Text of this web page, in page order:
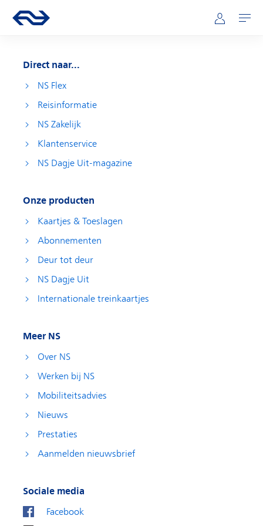
Hoofdnavigatie
Ga naar de homepage van ns.nl Mijn NS
Openen
Direct naar...
NS Flex
Reisinformatie
NS Zakelijk
Klantenservice
NS Dagje Uit-magazine
Onze producten
Kaartjes & Toeslagen
Abonnementen
Deur tot deur
NS Dagje Uit
Internationale treinkaartjes
Meer NS
Over NS
Werken bij NS
Mobiliteitsadvies
Nieuws
Prestaties
Aanmelden nieuwsbrief
Sociale media
Facebook